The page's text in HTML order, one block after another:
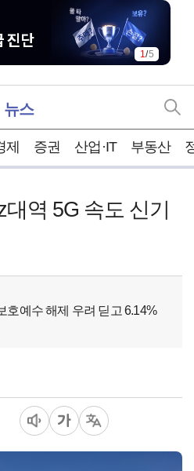
2/5
뉴스
제 증권 산업·IT 부동산
역 5G 속도 신기
호예수 해제 우려 딛고 6.14%